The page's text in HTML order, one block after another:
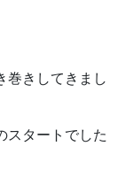
巻きしてきまし
スタートでした